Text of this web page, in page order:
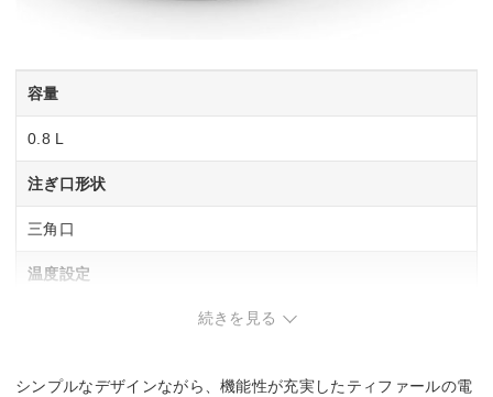
容量
0.8 L
注ぎ口形状
三角口
温度設定
続きを見る
シンプルなデザインながら、機能性が充実したティファールの電